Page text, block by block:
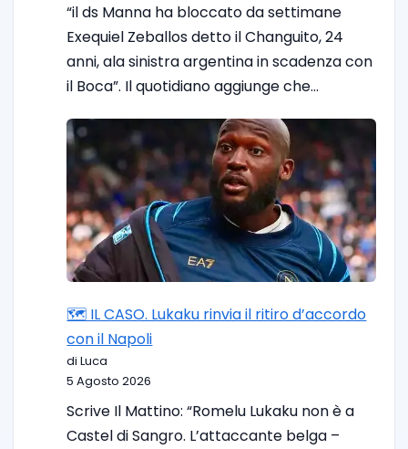
“il ds Manna ha bloccato da settimane
Exequiel Zeballos detto il Changuito, 24
anni, ala sinistra argentina in scadenza con
il Boca”. Il quotidiano aggiunge che…
🗺️ IL CASO. Lukaku rinvia il ritiro d’accordo
con il Napoli
di Luca
5 Agosto 2026
Scrive Il Mattino: “Romelu Lukaku non è a
Castel di Sangro. L’attaccante belga –